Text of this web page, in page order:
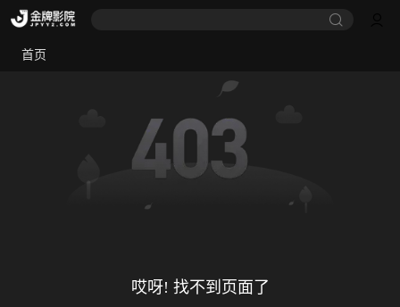
首页
哎呀! 找不到页面了